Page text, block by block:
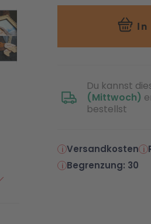
Du kannst
(Mittwoch)
bestellst
Versandkosten
Begrenzung: 30